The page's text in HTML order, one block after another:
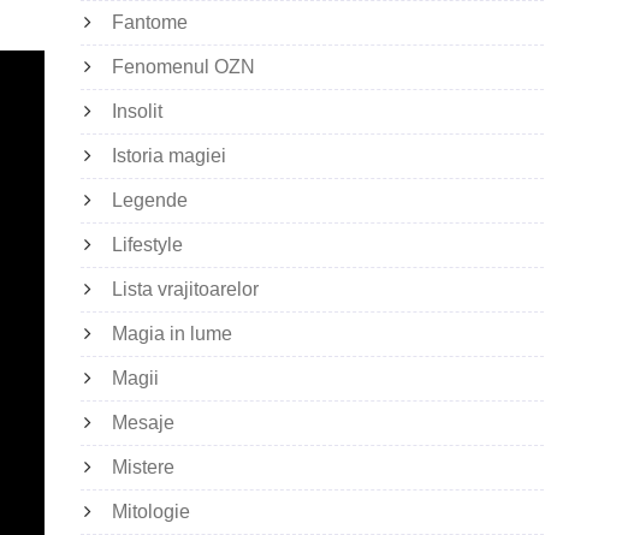
Fantome
Fenomenul OZN
Insolit
Istoria magiei
Legende
Lifestyle
Lista vrajitoarelor
Magia in lume
Magii
Mesaje
Mistere
Mitologie